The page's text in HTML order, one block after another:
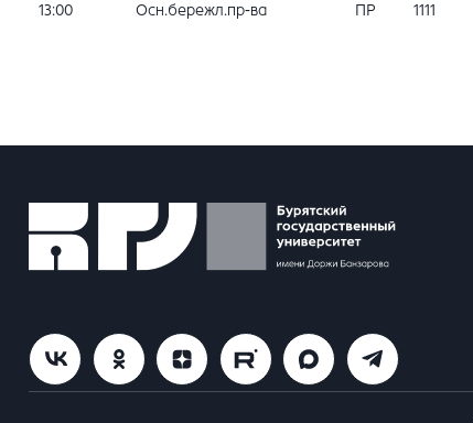
13:00 Осн.бережл.пр-ва ПР 1111